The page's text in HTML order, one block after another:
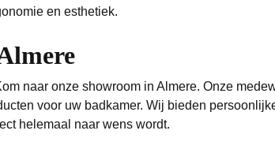
en esthetiek.
naar onze showroom in Almere. Onze
voor uw badkamer. Wij bieden
helemaal naar wens wordt.